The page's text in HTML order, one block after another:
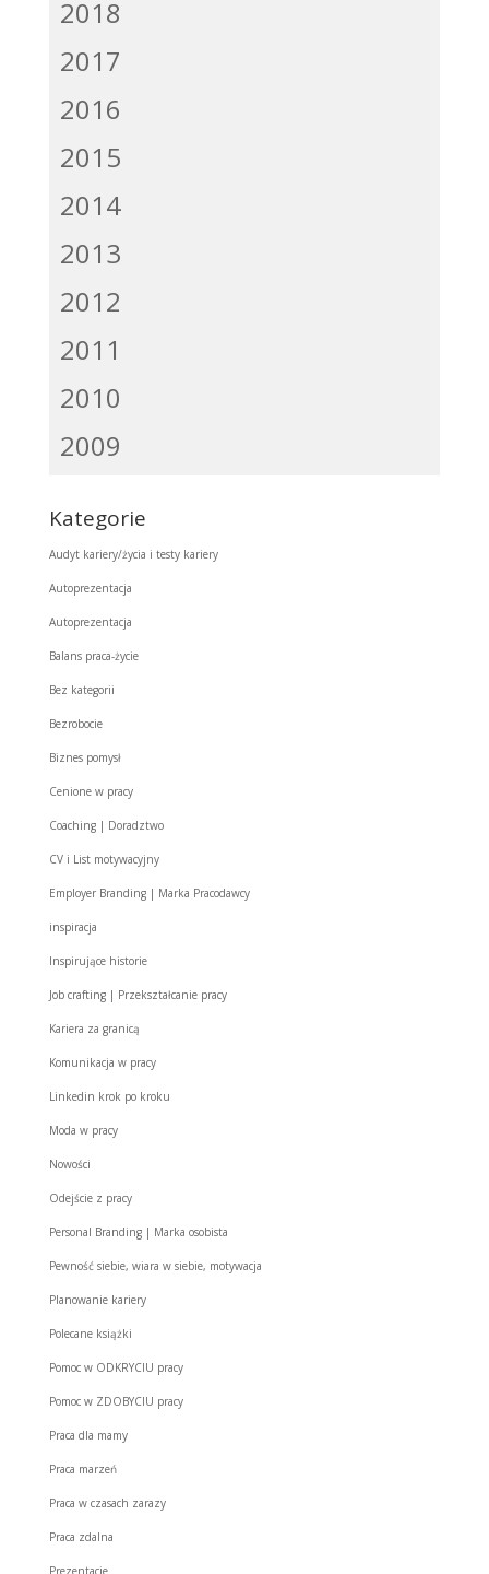
2018
2017
2016
2015
2014
2013
2012
2011
2010
2009
Kategorie
Audyt kariery/życia i testy kariery
Autoprezentacja
Autoprezentacja
Balans praca-życie
Bez kategorii
Bezrobocie
Biznes pomysł
Cenione w pracy
Coaching | Doradztwo
CV i List motywacyjny
Employer Branding | Marka Pracodawcy
inspiracja
Inspirujące historie
Job crafting | Przekształcanie pracy
Kariera za granicą
Komunikacja w pracy
Linkedin krok po kroku
Moda w pracy
Nowości
Odejście z pracy
Personal Branding | Marka osobista
Pewność siebie, wiara w siebie, motywacja
Planowanie kariery
Polecane książki
Pomoc w ODKRYCIU pracy
Pomoc w ZDOBYCIU pracy
Praca dla mamy
Praca marzeń
Praca w czasach zarazy
Praca zdalna
Prezentacje